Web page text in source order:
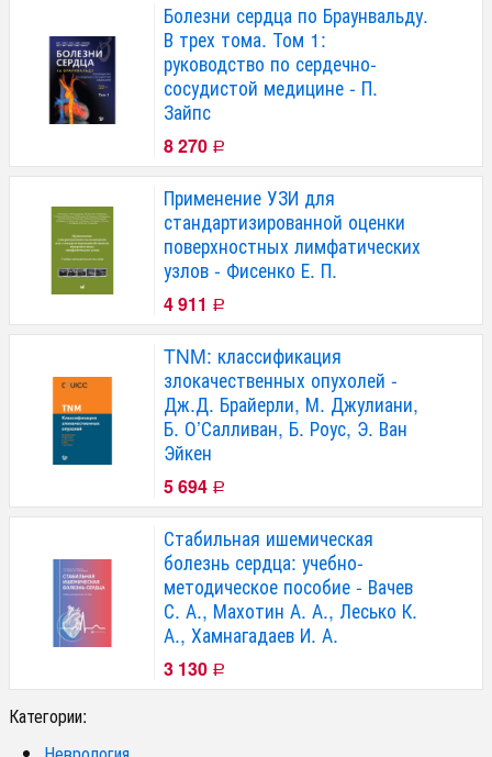
Болезни сердца по Браунвальду.
В трех тома. Том 1:
руководство по сердечно-
сосудистой медицине - П.
Зайпс
8 270 Р
Применение УЗИ для
стандартизированной оценки
поверхностных лимфатических
узлов - Фисенко Е. П.
4 911 Р
TNM: классификация
злокачественных опухолей -
Дж.Д. Брайерли, М. Джулиани,
Б. О’Салливан, Б. Роус, Э. Ван
Эйкен
5 694 Р
Стабильная ишемическая
болезнь сердца: учебно-
методическое пособие - Вачев
С. А., Махотин А. А., Лесько К.
А., Хамнагадаев И. А.
3 130 Р
Категории: